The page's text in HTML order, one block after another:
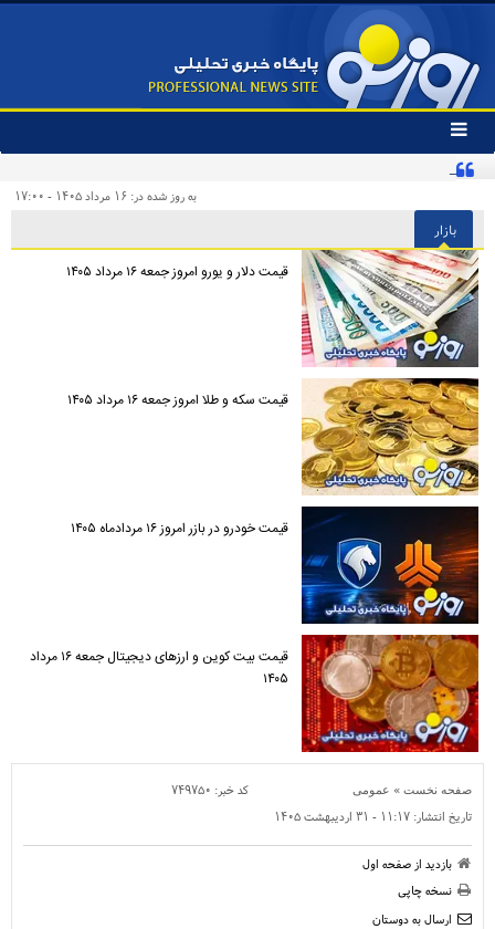
تغییر
وضعیت
منوی
ها
به روز شده در: ۱۶ مرداد ۱۴۰۵ - ۱۷:۰۰
بازار
قیمت دلار و یورو امروز جمعه ۱۶ مرداد ۱۴۰۵
قیمت سکه و طلا امروز جمعه ۱۶ مرداد ۱۴۰۵
قیمت خودرو در بازر امروز ۱۶ مردادماه ۱۴۰۵
قیمت بیت کوین و ارز‌های دیجیتال جمعه ۱۶ مرداد
۱۴۰۵
صفحه نخست » عمومی کد خبر: ۷۴۹۷۵۰
تاریخ انتشار: ۱۱:۱۷ - ۳۱ ارديبهشت ۱۴۰۵
بازدید از صفحه اول
نسخه چاپی
ارسال به دوستان